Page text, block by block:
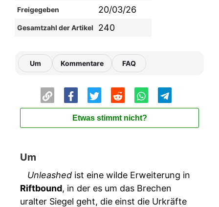
Freigegeben 20/03/26
Gesamtzahl der Artikel 240
Um Kommentare FAQ
Etwas stimmt nicht?
Um
Unleashed ist eine wilde Erweiterung in
Riftbound, in der es um das Brechen
uralter Siegel geht, die einst die Urkräfte